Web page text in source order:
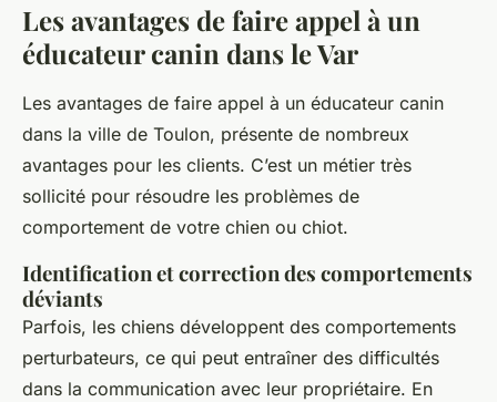
Les avantages de faire appel à un
éducateur canin dans le Var
Les avantages de faire appel à un éducateur canin
dans la ville de Toulon, présente de nombreux
avantages pour les clients. C’est un métier très
sollicité pour résoudre les problèmes de
comportement de votre chien ou chiot.
Identification et correction des comportements
déviants
Parfois, les chiens développent des comportements
perturbateurs, ce qui peut entraîner des difficultés
dans la communication avec leur propriétaire. En